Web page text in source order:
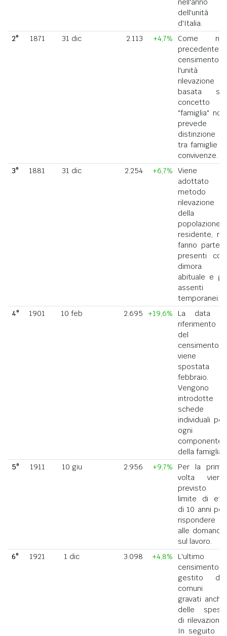
nell'anno
dell'unità
d'Italia.
2°
1871 31 dic 2.113 +4,7%
Come nel
precedente
censimento,
l'unità di
rilevazione
basata sul
concetto di
"famiglia" non
prevede la
distinzione
tra famiglie e
convivenze.
3°
1881 31 dic 2.254 +6,7%
Viene
adottato il
metodo di
rilevazione
della
popolazione
residente, ne
fanno parte i
presenti con
dimora
abituale e gli
assenti
temporanei.
4°
1901 10 feb 2.695 +19,6%
La data di
riferimento
del
censimento
viene
spostata a
febbraio.
Vengono
introdotte
schede
individuali per
ogni
componente
della famiglia.
5°
1911 10 giu 2.956 +9,7%
Per la prima
volta viene
previsto il
limite di età
di 10 anni per
rispondere
alle domande
sul lavoro.
6°
1921 1 dic 3.098 +4,8%
L'ultimo
censimento
gestito dai
comuni
gravati anche
delle spese
di rilevazione.
In seguito le